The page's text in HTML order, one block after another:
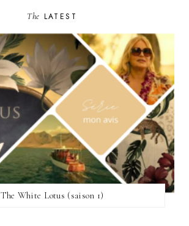
The LATEST
The White Lotus (saison 1)